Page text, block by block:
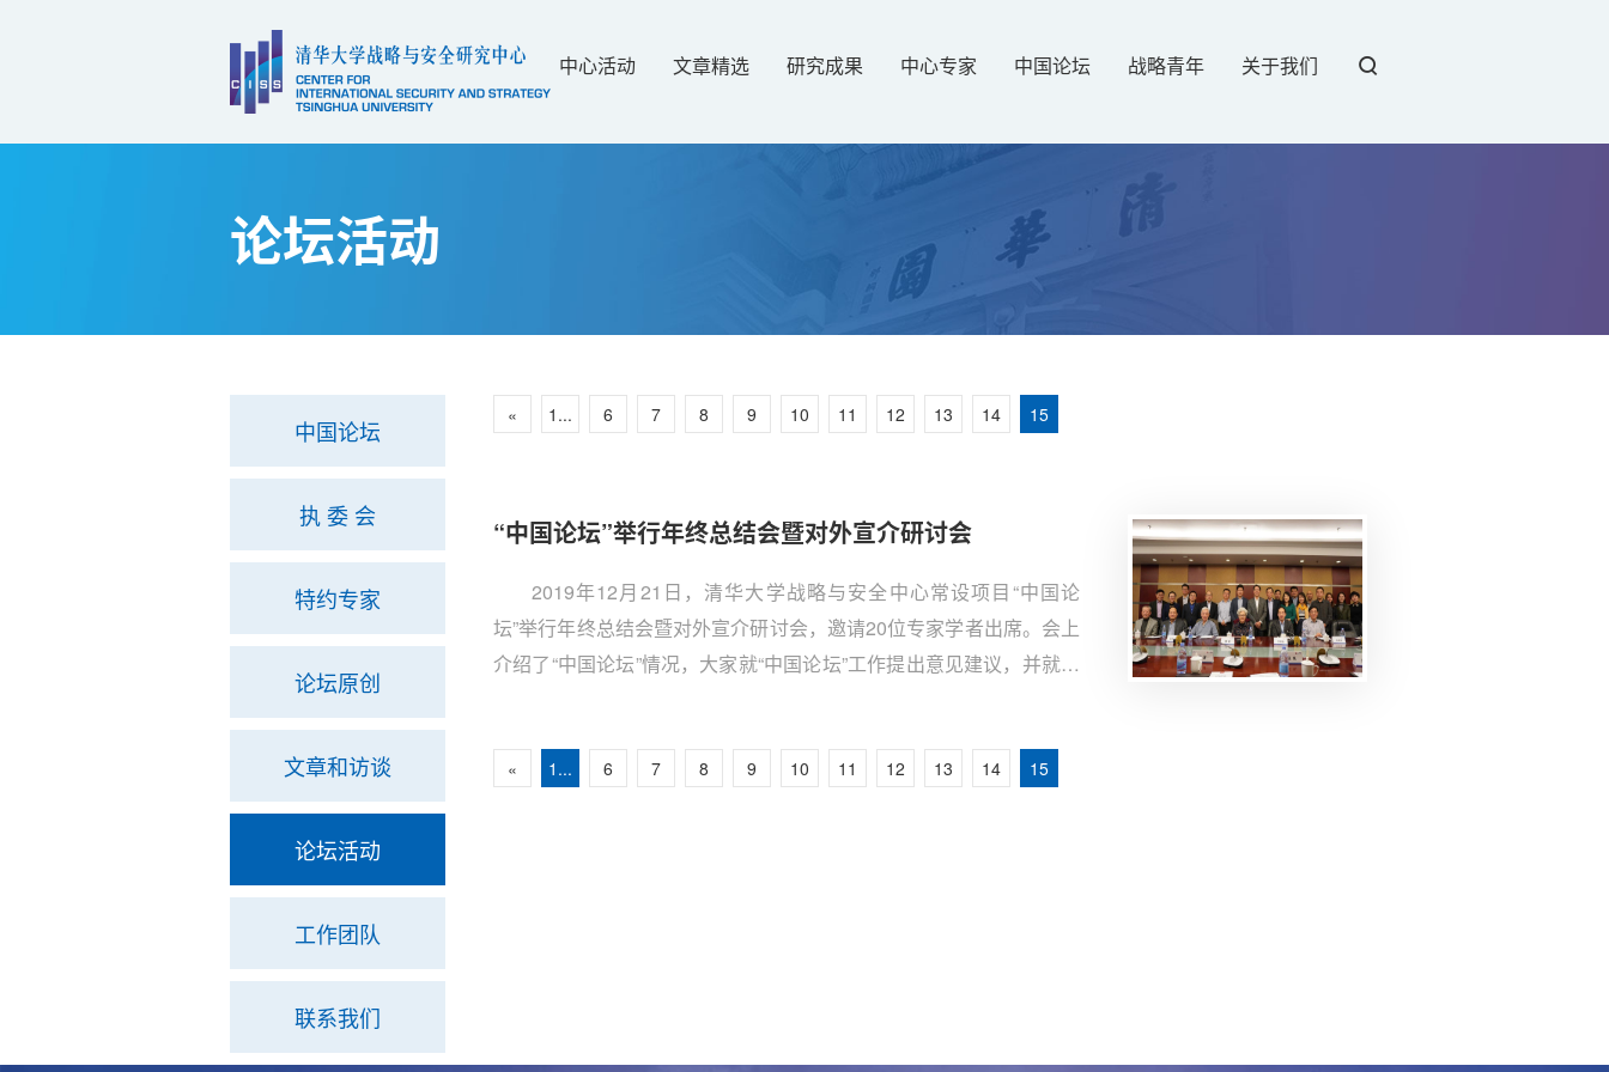
中心活动 文章精选 研究成果 中心专家 中国论坛 战略青年 关于我们
论坛活动
中国论坛
执 委 会
特约专家
论坛原创
文章和访谈
论坛活动
工作团队
联系我们
« 1... 6 7 8 9 10 11 12 13 14 15
“中国论坛”举行年终总结会暨对外宣介研讨会
2019年12月21日，清华大学战略与安全中心常设项目“中国论
坛”举行年终总结会暨对外宣介研讨会，邀请20位专家学者出席。会上
介绍了“中国论坛”情况，大家就“中国论坛”工作提出意见建议，并就加
« 1... 6 7 8 9 10 11 12 13 14 15